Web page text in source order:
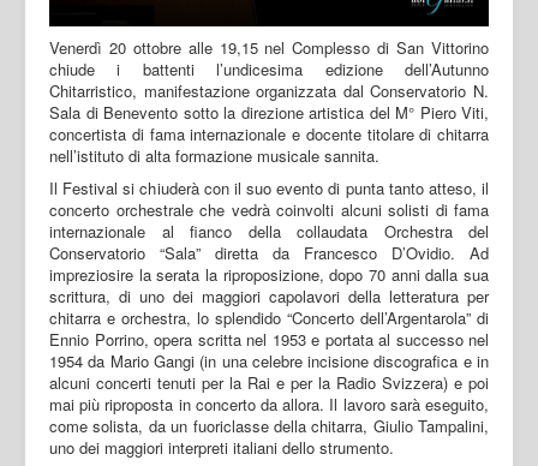
Venerdì 20 ottobre alle 19,15 nel Complesso di San Vittorino
chiude i battenti l’undicesima edizione dell’Autunno
Chitarristico, manifestazione organizzata dal Conservatorio N.
Sala di Benevento sotto la direzione artistica del M° Piero Viti,
concertista di fama internazionale e docente titolare di chitarra
nell’istituto di alta formazione musicale sannita.
Il Festival si chiuderà con il suo evento di punta tanto atteso, il
concerto orchestrale che vedrà coinvolti alcuni solisti di fama
internazionale al fianco della collaudata Orchestra del
Conservatorio “Sala” diretta da Francesco D’Ovidio. Ad
impreziosire la serata la riproposizione, dopo 70 anni dalla sua
scrittura, di uno dei maggiori capolavori della letteratura per
chitarra e orchestra, lo splendido “Concerto dell’Argentarola” di
Ennio Porrino, opera scritta nel 1953 e portata al successo nel
1954 da Mario Gangi (in una celebre incisione discografica e in
alcuni concerti tenuti per la Rai e per la Radio Svizzera) e poi
mai più riproposta in concerto da allora. Il lavoro sarà eseguito,
come solista, da un fuoriclasse della chitarra, Giulio Tampalini,
uno dei maggiori interpreti italiani dello strumento.